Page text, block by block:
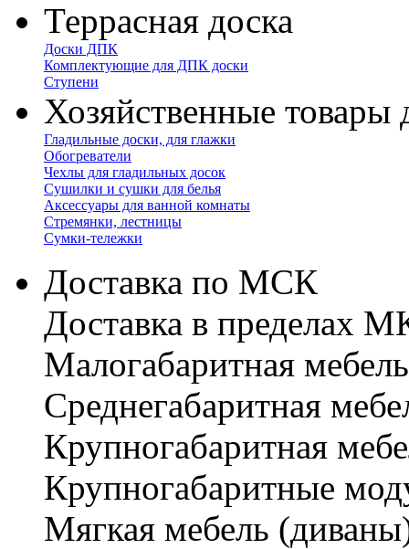
Террасная доска
Доски ДПК
Комплектующие для ДПК доски
Ступени
Хозяйственные товары
Гладильные доски, для глажки
Обогреватели
Чехлы для гладильных досок
Сушилки и сушки для белья
Аксессуары для ванной комнаты
Стремянки, лестницы
Сумки-тележки
Доставка по МСК
Доставка в пределах
Малогабаритная
Cреднегабаритная
Крупногабаритная
Крупногабаритные
Мягкая мебель